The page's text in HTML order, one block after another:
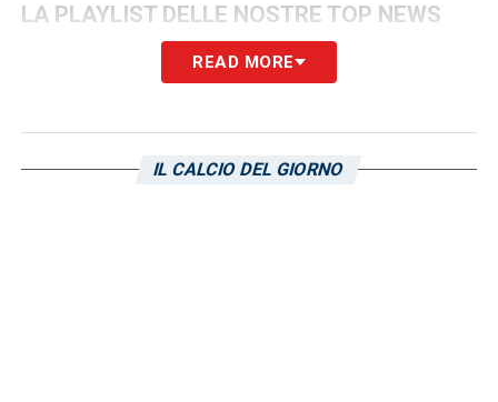
LA PLAYLIST DELLE NOSTRE TOP NEWS
READ MORE
IL CALCIO DEL GIORNO